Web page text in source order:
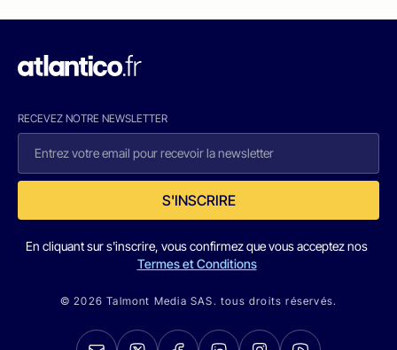
RECEVEZ NOTRE NEWSLETTER
S'INSCRIRE
En cliquant sur s'inscrire, vous confirmez que vous acceptez nos
Termes et Conditions
© 2026 Talmont Media SAS. tous droits réservés.